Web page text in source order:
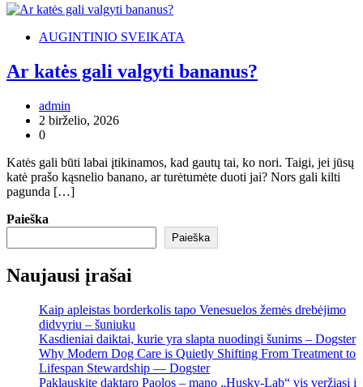
AUGINTINIO SVEIKATA
Ar katės gali valgyti bananus?
admin
2 birželio, 2026
0
Katės gali būti labai įtikinamos, kad gautų tai, ko nori. Taigi, jei jūsų
katė prašo kąsnelio banano, ar turėtumėte duoti jai? Nors gali kilti
pagunda […]
Paieška
Paieška
Naujausi įrašai
Kaip apleistas borderkolis tapo Venesuelos žemės drebėjimo
didvyriu – šuniuku
Kasdieniai daiktai, kurie yra slapta nuodingi šunims – Dogster
Why Modern Dog Care is Quietly Shifting From Treatment to
Lifespan Stewardship — Dogster
Paklauskite daktaro Paolos – mano „Husky-Lab“ vis veržiasi į